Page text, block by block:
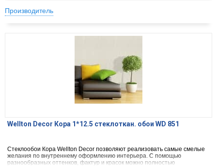
Производитель
Wellton Decor Кора 1*12.5 стеклоткан. обои WD 851
Стеклообои Кора Wellton Decor позволяют реализовать самые смелые
желания по внутреннему оформлению интерьера. С помощью
разнообразных оттенков, фактур и красок можно полностью